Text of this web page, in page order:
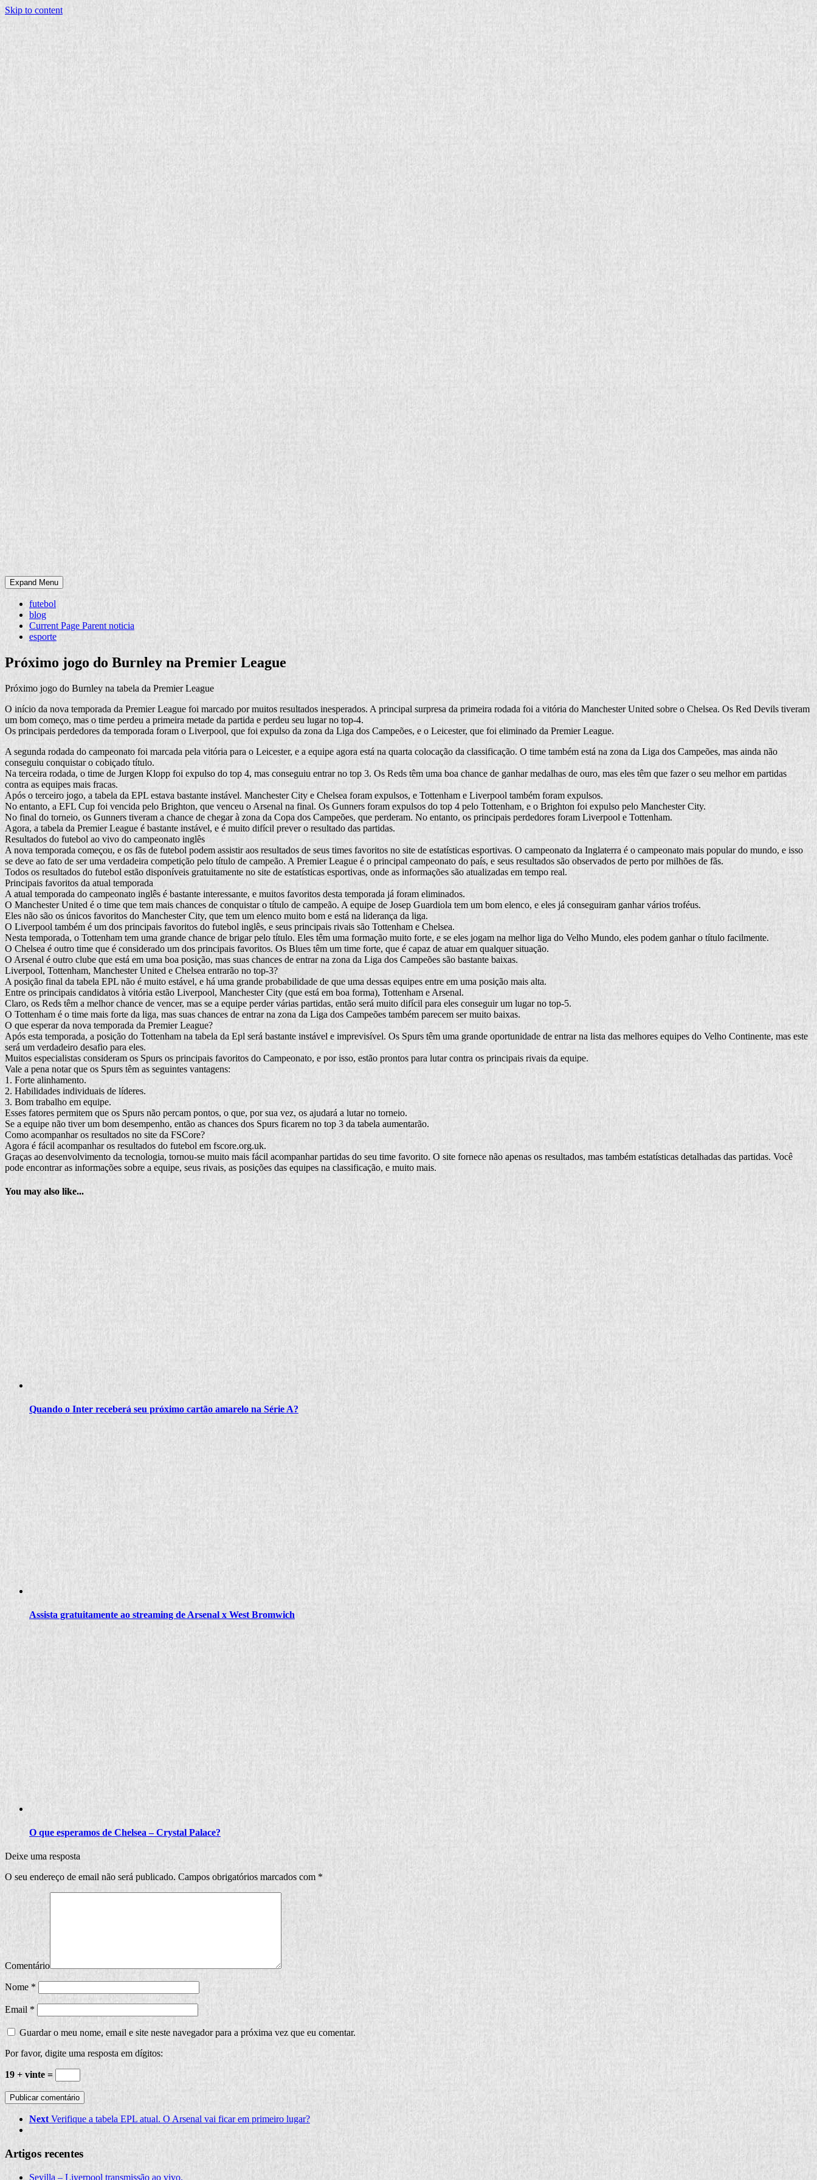
Skip to content
Expand Menu
futebol
blog
Current Page Parent noticia
esporte
Próximo jogo do Burnley na Premier League
Próximo jogo do Burnley na tabela da Premier League
O início da nova temporada da Premier League foi marcado por muitos resultados inesperados. A principal surpresa da primeira rodada foi a vitória do Manchester United sobre o Chelsea. Os Red Devils tiveram
um bom começo, mas o time perdeu a primeira metade da partida e perdeu seu lugar no top-4.
Os principais perdedores da temporada foram o Liverpool, que foi expulso da zona da Liga dos Campeões, e o Leicester, que foi eliminado da Premier League.
A segunda rodada do campeonato foi marcada pela vitória para o Leicester, e a equipe agora está na quarta colocação da classificação. O time também está na zona da Liga dos Campeões, mas ainda não
conseguiu conquistar o cobiçado título.
Na terceira rodada, o time de Jurgen Klopp foi expulso do top 4, mas conseguiu entrar no top 3. Os Reds têm uma boa chance de ganhar medalhas de ouro, mas eles têm que fazer o seu melhor em partidas
contra as equipes mais fracas.
Após o terceiro jogo, a tabela da EPL estava bastante instável. Manchester City e Chelsea foram expulsos, e Tottenham e Liverpool também foram expulsos.
No entanto, a EFL Cup foi vencida pelo Brighton, que venceu o Arsenal na final. Os Gunners foram expulsos do top 4 pelo Tottenham, e o Brighton foi expulso pelo Manchester City.
No final do torneio, os Gunners tiveram a chance de chegar à zona da Copa dos Campeões, que perderam. No entanto, os principais perdedores foram Liverpool e Tottenham.
Agora, a tabela da Premier League é bastante instável, e é muito difícil prever o resultado das partidas.
Resultados do futebol ao vivo do campeonato inglês
A nova temporada começou, e os fãs de futebol podem assistir aos resultados de seus times favoritos no site de estatísticas esportivas. O campeonato da Inglaterra é o campeonato mais popular do mundo, e isso
se deve ao fato de ser uma verdadeira competição pelo título de campeão. A Premier League é o principal campeonato do país, e seus resultados são observados de perto por milhões de fãs.
Todos os resultados do futebol estão disponíveis gratuitamente no site de estatísticas esportivas, onde as informações são atualizadas em tempo real.
Principais favoritos da atual temporada
A atual temporada do campeonato inglês é bastante interessante, e muitos favoritos desta temporada já foram eliminados.
O Manchester United é o time que tem mais chances de conquistar o título de campeão. A equipe de Josep Guardiola tem um bom elenco, e eles já conseguiram ganhar vários troféus.
Eles não são os únicos favoritos do Manchester City, que tem um elenco muito bom e está na liderança da liga.
O Liverpool também é um dos principais favoritos do futebol inglês, e seus principais rivais são Tottenham e Chelsea.
Nesta temporada, o Tottenham tem uma grande chance de brigar pelo título. Eles têm uma formação muito forte, e se eles jogam na melhor liga do Velho Mundo, eles podem ganhar o título facilmente.
O Chelsea é outro time que é considerado um dos principais favoritos. Os Blues têm um time forte, que é capaz de atuar em qualquer situação.
O Arsenal é outro clube que está em uma boa posição, mas suas chances de entrar na zona da Liga dos Campeões são bastante baixas.
Liverpool, Tottenham, Manchester United e Chelsea entrarão no top-3?
A posição final da tabela EPL não é muito estável, e há uma grande probabilidade de que uma dessas equipes entre em uma posição mais alta.
Entre os principais candidatos à vitória estão Liverpool, Manchester City (que está em boa forma), Tottenham e Arsenal.
Claro, os Reds têm a melhor chance de vencer, mas se a equipe perder várias partidas, então será muito difícil para eles conseguir um lugar no top-5.
O Tottenham é o time mais forte da liga, mas suas chances de entrar na zona da Liga dos Campeões também parecem ser muito baixas.
O que esperar da nova temporada da Premier League?
Após esta temporada, a posição do Tottenham na tabela da Epl será bastante instável e imprevisível. Os Spurs têm uma grande oportunidade de entrar na lista das melhores equipes do Velho Continente, mas este
será um verdadeiro desafio para eles.
Muitos especialistas consideram os Spurs os principais favoritos do Campeonato, e por isso, estão prontos para lutar contra os principais rivais da equipe.
Vale a pena notar que os Spurs têm as seguintes vantagens:
1. Forte alinhamento.
2. Habilidades individuais de líderes.
3. Bom trabalho em equipe.
Esses fatores permitem que os Spurs não percam pontos, o que, por sua vez, os ajudará a lutar no torneio.
Se a equipe não tiver um bom desempenho, então as chances dos Spurs ficarem no top 3 da tabela aumentarão.
Como acompanhar os resultados no site da FSCore?
Agora é fácil acompanhar os resultados do futebol em fscore.org.uk.
Graças ao desenvolvimento da tecnologia, tornou-se muito mais fácil acompanhar partidas do seu time favorito. O site fornece não apenas os resultados, mas também estatísticas detalhadas das partidas. Você
pode encontrar as informações sobre a equipe, seus rivais, as posições das equipes na classificação, e muito mais.
You may also like...
Quando o Inter receberá seu próximo cartão amarelo na Série A?
Assista gratuitamente ao streaming de Arsenal x West Bromwich
O que esperamos de Chelsea – Crystal Palace?
Deixe uma resposta
O seu endereço de email não será publicado. Campos obrigatórios marcados com *
Comentário
Nome *
Email *
Guardar o meu nome, email e site neste navegador para a próxima vez que eu comentar.
Por favor, digite uma resposta em dígitos:
19 + vinte =
Next Verifique a tabela EPL atual. O Arsenal vai ficar em primeiro lugar?
Artigos recentes
Sevilla – Liverpool transmissão ao vivo.